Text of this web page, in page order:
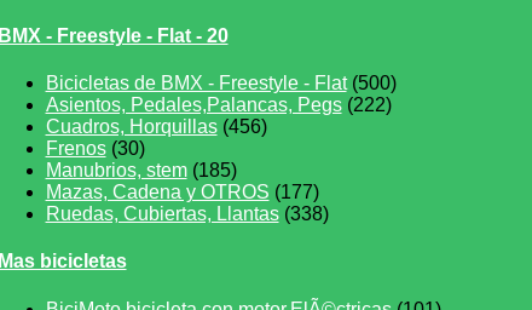
BMX - Freestyle - Flat - 20
Bicicletas de BMX - Freestyle - Flat(500)
Asientos, Pedales,Palancas, Pegs(222)
Cuadros, Horquillas(456)
Frenos(30)
Manubrios, stem(185)
Mazas, Cadena y OTROS (177)
Ruedas, Cubiertas, Llantas(338)
Mas bicicletas